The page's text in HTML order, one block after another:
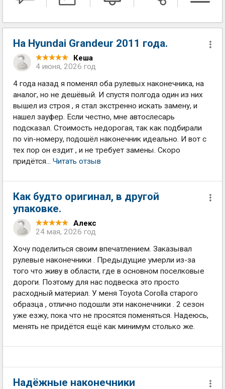
На Hyundai Grandeur 2011 года.
Кеша
4 июня, 2026 год
4 года назад я поменял оба рулевых наконечника, на
аналог, но не дешёвый. И спустя полгода один из них
вышел из строя , я стал экстренно искать замену, и
нашел зауфер. Если честно, мне автослесарь
подсказал. Стоимость недорогая, так как подбирали
по vin-номеру, подошёл наконечник идеально. И вот с
тех пор он ездит , и не требует замены. Скоро
придётся... Читать отзыв
Как будто оригинал, в другой
упаковке.
Алекс
24 мая, 2026 год
Хочу поделиться своим впечатлением. Заказывал
рулевые наконечники . Предыдущие умерли из-за
того что живу в области, где в основном поселковые
дороги. Поэтому для нас подвеска это просто
расходный материал. У меня Toyota Corolla старого
образца , отлично подошли эти наконечники . 2 сезон
уже езжу, пока что не просятся поменяться. Надеюсь,
менять не придётся ещё как минимум столько же.
Надёжные наконечники